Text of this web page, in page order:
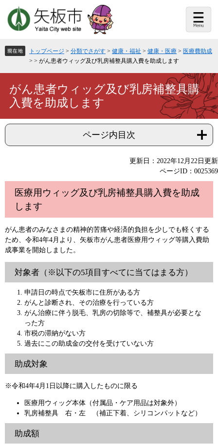
頭
で
飛
ば
て
トップページ > 分類でさがす > 健康・福祉 > 健康・医療 > 医療費助成
> > がん患者ウィッグ及び乳房補整具購入費を助成します
がん患者ウィッグ及び乳房補整具購
入費を助成します
ページ内目次
更新日：2022年12月22日更新
ページID：0025369
医療用ウィッグ及び乳房補整具購入費を助成
します
がん患者のみなさまの精神的苦痛や経済的負担を少しでも軽くする
ため、令和4年4月より、矢板市がん患者医療用ウィッグ等購入費助
成事業を開始しました。
対象者（※以下の5項目すべてに当てはまる方）
申請日の時点で矢板市に住所がある方
がんと診断され、その治療を行っている方
がん治療に伴う脱毛、乳房の切除等で、補整具が必要とな
った方
市税の滞納がない方
過去にこの助成金の交付を受けていない方
助成対象
※令和4年4月1日以降に購入したものに限る
医療用ウィッグ本体（付属品・ケア用品は対象外）
乳房補整具 右・左 （補正下着、シリコンパットなど）
助成額